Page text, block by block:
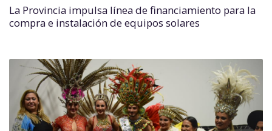
La Provincia impulsa línea de financiamiento para la
compra e instalación de equipos solares